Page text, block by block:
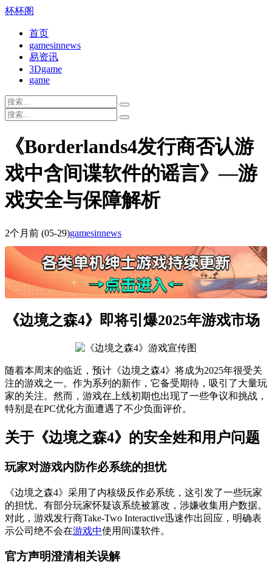
杯杯阁
首页
gamesinnews
易资讯
3Dgame
game
《Borderlands4发行商否认游
戏中含间谍软件的谣言》—游
戏安全与保障解析
2个月前 (05-29)gamesinnews
《边境之森4》即将引爆2025年游戏市场
随着本周末的临近，预计《边境之森4》将成为2025年很受关
注的游戏之一。作为系列的新作，它备受期待，吸引了大量玩
家的关注。然而，游戏在上线初期也出现了一些争议和挑战，
特别是在PC优化方面遭遇了不少负面评价。
关于《边境之森4》的安全姓和用户问题
玩家对游戏内防作必系统的担忧
《边境之森4》采用了内核级反作必系统，这引发了一些玩家
的担忧。有部分玩家怀疑该系统被篡改，涉嫌收集用户数据。
对此，游戏发行商Take-Two Interactive迅速作出回应，明确表
示公司绝不会在游戏中使用间谍软件。
官方声明澄清相关误解